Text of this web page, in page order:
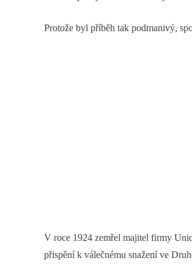
Protože byl příběh tak podmanivý,
V roce 1924 zemřel majitel firmy
přispění k válečnému snažení ve